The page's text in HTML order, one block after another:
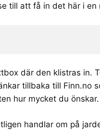
till att få in det här i en
där den klistras in.
tillbaka till Finn.no
hur mycket du önskar.
handlar om på